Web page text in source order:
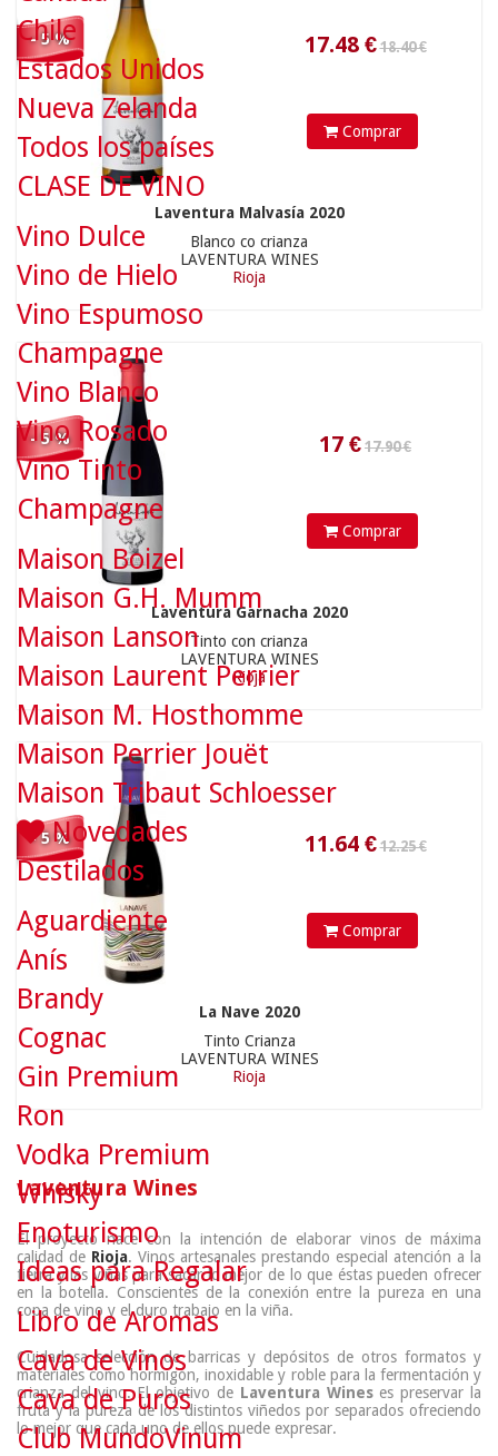
- 5 %
Comprar
Laventura Malvasía 2020
Blanco co crianza
LAVENTURA WINES
Rioja
- 5 %
17€
Comprar
Laventura Garnacha 2020
Tinto con crianza
LAVENTURA WINES
Rioja
- 5 %
Comprar
La Nave 2020
Tinto Crianza
LAVENTURA WINES
Rioja
Laventura Wines
El proyecto nace con la intención de elaborar vinos de máxima
calidad de Rioja. Vinos artesanales prestando especial atención a la
tierra y las viñas para sacar lo mejor de lo que éstas pueden ofrecer
en la botella. Conscientes de la conexión entre la pureza en una
copa de vino y el duro trabajo en la viña.
Cuidadosa selección de barricas y depósitos de otros formatos y
materiales como hormigón, inoxidable y roble para la fermentación y
crianza del vino. El objetivo de Laventura Wineses preservar la
fruta y la pureza de los distintos viñedos por separados ofreciendo
lo mejor que cada uno de ellos puede expresar.
Chile
Estados Unidos
Nueva Zelanda
Todos los países
CLASE DE VINO
Vino Dulce
Vino de Hielo
Vino Espumoso
Champagne
Vino Blanco
Vino Rosado
Vino Tinto
Champagne
Maison Boizel
Maison G.H. Mumm
Maison Lanson
Maison Laurent Perrier
Maison M. Hosthomme
Maison Perrier Jouët
Maison Tribaut Schloesser
Novedades
Destilados
Aguardiente
Anís
Brandy
Cognac
Gin Premium
Ron
Vodka Premium
Whisky
Enoturismo
Ideas para Regalar
Libro de Aromas
Cava de Vinos
Cava de Puros
Club MundoVinum